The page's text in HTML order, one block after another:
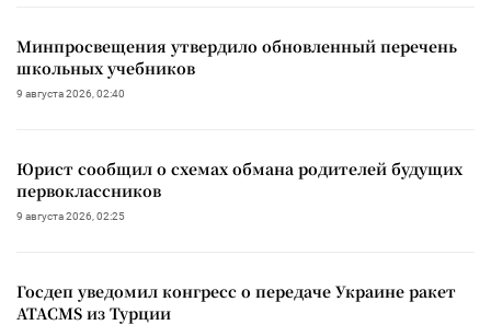
Минпросвещения утвердило обновленный перечень
школьных учебников
9 августа 2026, 02:40
Юрист сообщил о схемах обмана родителей будущих
первоклассников
9 августа 2026, 02:25
Госдеп уведомил конгресс о передаче Украине ракет
ATACMS из Турции